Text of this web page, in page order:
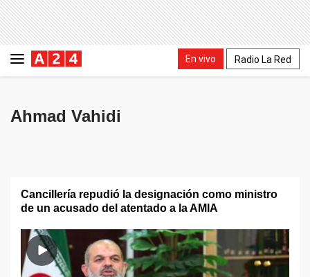
En vivo Radio La Red
Ahmad Vahidi
Cancillería repudió la designación como ministro
de un acusado del atentado a la AMIA